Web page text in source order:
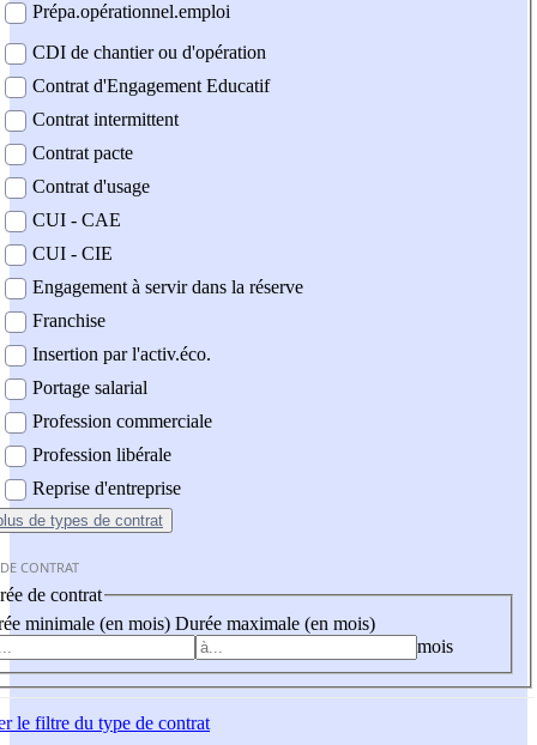
Prépa.opérationnel.emploi
CDI de chantier ou d'opération
Contrat d'Engagement Educatif
Contrat intermittent
Contrat pacte
Contrat d'usage
CUI - CAE
CUI - CIE
Engagement à servir dans la réserve
Franchise
Insertion par l'activ.éco.
Portage salarial
Profession commerciale
Profession libérale
Reprise d'entreprise
de types de contrat
CONTRAT
de contrat
minimale (en mois) Durée maximale (en mois)
mois
le filtre du type de contrat